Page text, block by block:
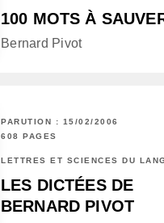
100 MOTS À
Bernard Pivot
PARUTION : 15/02/2006
608 PAGES
LETTRES ET SCIENCES DU
LES DICTÉES DE
BERNARD PIVOT